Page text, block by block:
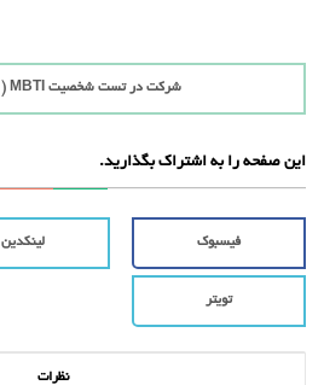
شرکت در تست شخصیت MBTI ( مایرز- بریگز)
این صفحه را به اشتراک بگذارید.
فیسبوک لینکدین
تویتر
نظرات